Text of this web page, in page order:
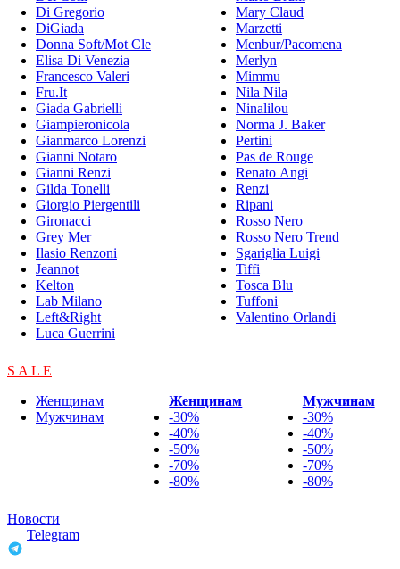
Di Gregorio
DiGiada
Donna Soft/Mot Cle
Elisa Di Venezia
Francesco Valeri
Fru.It
Giada Gabrielli
Giampieronicola
Gianmarco Lorenzi
Gianni Notaro
Gianni Renzi
Gilda Tonelli
Giorgio Piergentili
Gironacci
Grey Mer
Ilasio Renzoni
Jeannot
Kelton
Lab Milano
Left&Right
Luca Guerrini
Mary Claud
Marzetti
Menbur/Pacomena
Merlyn
Mimmu
Nila Nila
Ninalilou
Norma J. Baker
Pertini
Pas de Rouge
Renato Angi
Renzi
Ripani
Rosso Nero
Rosso Nero Trend
Sgariglia Luigi
Tiffi
Tosca Blu
Tuffoni
Valentino Orlandi
S A L E
Женщинам
Мужчинам
Женщинам
-30%
-40%
-50%
-70%
-80%
Мужчинам
-30%
-40%
-50%
-70%
-80%
Новости
Telegram